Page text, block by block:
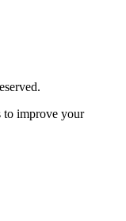
to improve your